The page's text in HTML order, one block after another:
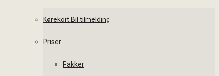
Kørekort Bil tilmelding
Priser
Pakker